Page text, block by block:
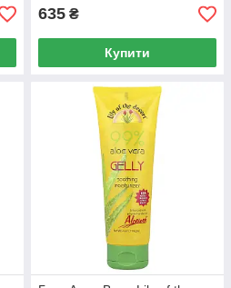
635 ₴
Купити